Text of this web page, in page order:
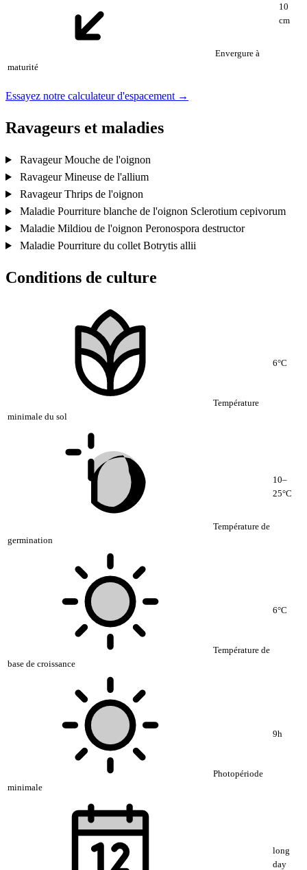
Envergure à
maturité
10
cm
Essayez notre calculateur d'espacement →
Ravageurs et maladies
RavageurMouche de l'oignon
RavageurMineuse de l'allium
RavageurThrips de l'oignon
Maladie Pourriture blanche de l'oignon Sclerotium cepivorum
Maladie Mildiou de l'oignon Peronospora destructor
Maladie Pourriture du collet Botrytis allii
Conditions de culture
Température
minimale du sol
6°C
Température de
germination
10–
25°C
Température de
base de croissance
6°C
Photopériode
minimale
9h
long
day